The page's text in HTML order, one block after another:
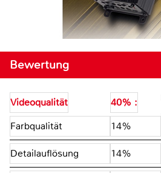
Bewertung
Videoqualität
40% :
Farbqualität
14%
Detailauflösung 14%